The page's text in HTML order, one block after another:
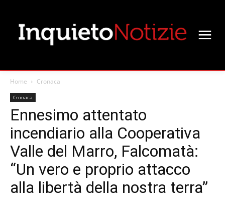
Home Cronaca
Cronaca
Ennesimo attentato
incendiario alla Cooperativa
Valle del Marro, Falcomatà:
“Un vero e proprio attacco
alla libertà della nostra terra”